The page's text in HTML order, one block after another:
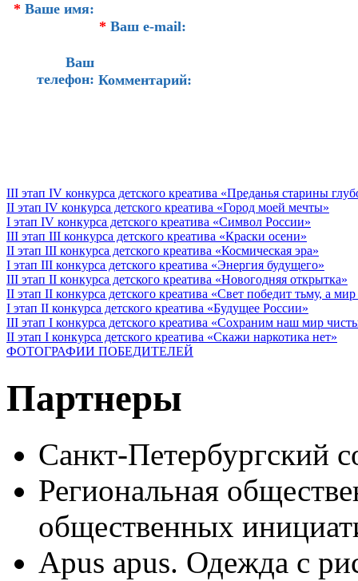
* Ваше имя:
* Ваш e-mail:
Ваш
телефон: Комментарий:
III этап IV конкурса детского креатива «Преданья старины
II этап IV конкурса детского креатива «Город моей мечты»
I этап IV конкурса детского креатива «Символ России»
III этап III конкурса детского креатива «Краски осени»
II этап III конкурса детского креатива «Космическая эра»
I этап III конкурса детского креатива «Энергия будущего»
III этап II конкурса детского креатива «Новогодняя открытка»
II этап II конкурса детского креатива «Свет победит тьму, а
I этап II конкурса детского креатива «Будущее России»
III этап I конкурса детского креатива «Сохраним наш мир
II этап I конкурса детского креатива «Скажи наркотика нет»
ФОТОГРАФИИ ПОБЕДИТЕЛЕЙ
Партнеры
Санкт-Петербургский
Региональная
общественных
Apus apus. Одежда с